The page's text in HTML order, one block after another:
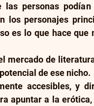
personas
los personajes
es lo que hace que
mercado de
de ese nicho.
accesibles, y
apuntar a la